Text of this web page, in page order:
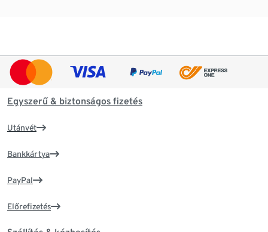
Egyszerű & biztonságos fizetés
Utánvét
Bankkártya
PayPal
Előrefizetés